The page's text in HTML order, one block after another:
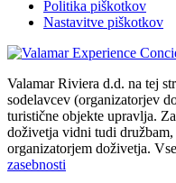
Politika piškotkov
Nastavitve piškotkov
Valamar Riviera d.d. na tej
sodelavcev (organizatorjev
turistične objekte upravlja.
doživetja vidni tudi
organizatorjem doživetja.
zasebnosti